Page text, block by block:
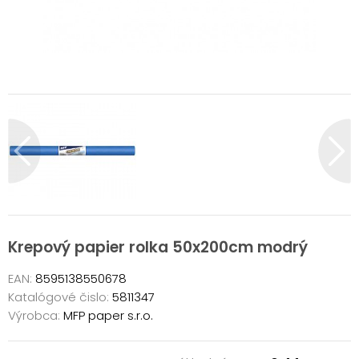
Krepový papier rolka 50x200cm modrý
EAN: 8595138550678
Katalógové čislo: 5811347
Výrobca: MFP paper s.r.o.